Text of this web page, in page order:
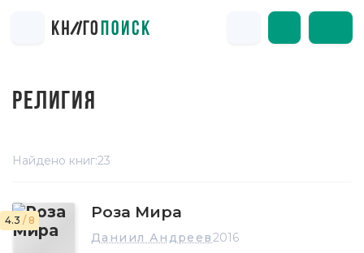
РЕЛИГИЯ
Найдено книг:23
4.3 / 8 Роза Мира
Даниил Андреев2016